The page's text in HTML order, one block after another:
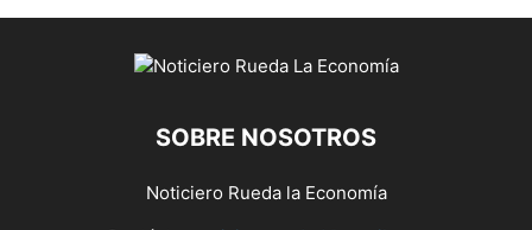
SOBRE NOSOTROS
Noticiero Rueda la Economía